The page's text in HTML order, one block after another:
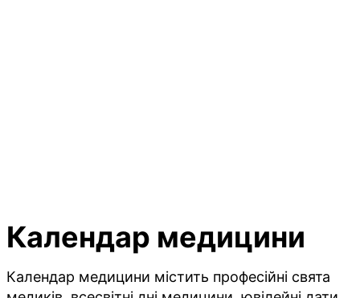
Календар медицини
Календар медицини містить професійні свята